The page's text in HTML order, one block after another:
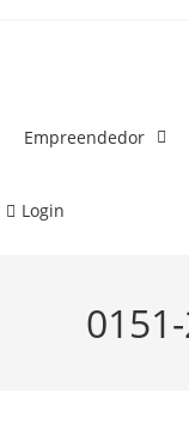
Empreendedor
Login